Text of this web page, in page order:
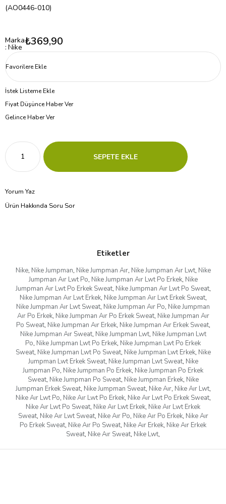
(AO0446-010)
Marka
: Nike ₺369,90
Favorilere Ekle
İstek Listeme Ekle
Fiyat Düşünce Haber Ver
Gelince Haber Ver
Yorum Yaz
Ürün Hakkında Soru Sor
Etiketler
Nike, Nike Jumpman, Nike Jumpman Aır, Nike Jumpman Aır Lwt, Nike
Jumpman Aır Lwt Po, Nike Jumpman Aır Lwt Po Erkek, Nike
Jumpman Aır Lwt Po Erkek Sweat, Nike Jumpman Aır Lwt Po Sweat,
Nike Jumpman Aır Lwt Erkek, Nike Jumpman Aır Lwt Erkek Sweat,
Nike Jumpman Aır Lwt Sweat, Nike Jumpman Aır Po, Nike Jumpman
Aır Po Erkek, Nike Jumpman Aır Po Erkek Sweat, Nike Jumpman Aır
Po Sweat, Nike Jumpman Aır Erkek, Nike Jumpman Aır Erkek Sweat,
Nike Jumpman Aır Sweat, Nike Jumpman Lwt, Nike Jumpman Lwt
Po, Nike Jumpman Lwt Po Erkek, Nike Jumpman Lwt Po Erkek
Sweat, Nike Jumpman Lwt Po Sweat, Nike Jumpman Lwt Erkek, Nike
Jumpman Lwt Erkek Sweat, Nike Jumpman Lwt Sweat, Nike
Jumpman Po, Nike Jumpman Po Erkek, Nike Jumpman Po Erkek
Sweat, Nike Jumpman Po Sweat, Nike Jumpman Erkek, Nike
Jumpman Erkek Sweat, Nike Jumpman Sweat, Nike Aır, Nike Aır Lwt,
Nike Aır Lwt Po, Nike Aır Lwt Po Erkek, Nike Aır Lwt Po Erkek Sweat,
Nike Aır Lwt Po Sweat, Nike Aır Lwt Erkek, Nike Aır Lwt Erkek
Sweat, Nike Aır Lwt Sweat, Nike Aır Po, Nike Aır Po Erkek, Nike Aır
Po Erkek Sweat, Nike Aır Po Sweat, Nike Aır Erkek, Nike Aır Erkek
Sweat, Nike Aır Sweat, Nike Lwt,